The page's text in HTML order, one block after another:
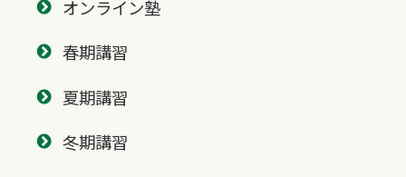
オンライン塾
春期講習
夏期講習
冬期講習